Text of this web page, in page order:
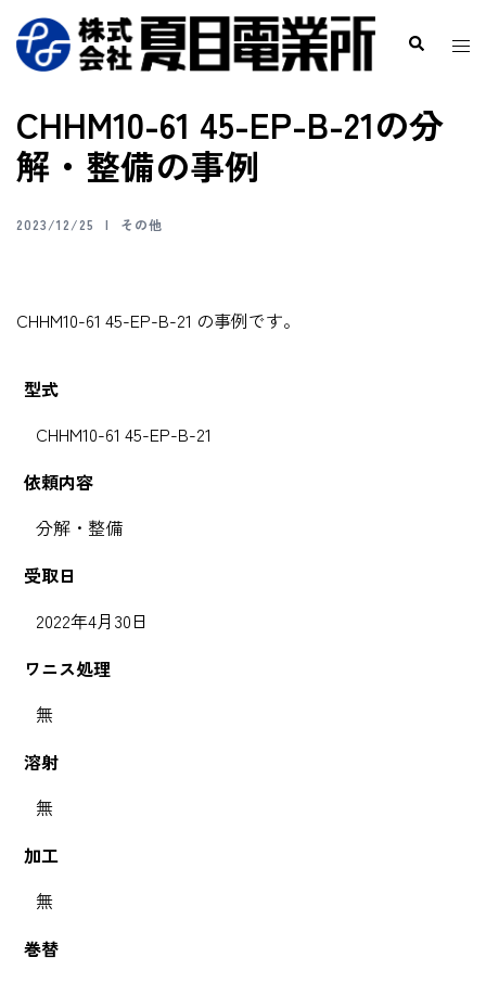
CHHM10-61 45-EP-B-21の分
解・整備の事例
2023/12/25 その他
CHHM10-61 45-EP-B-21 の事例です。
型式
CHHM10-61 45-EP-B-21
依頼内容
分解・整備
受取日
2022年4月30日
ワニス処理
無
溶射
無
加工
無
巻替